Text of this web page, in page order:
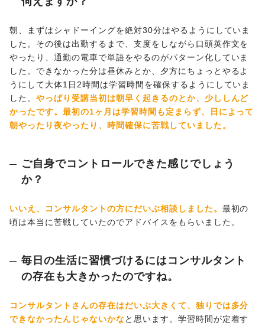
朝、まずはシャドーイングを絶対30分はやるようにしていま
した。その後は出勤するまで、支度をしながら口頭英作文を
やったり、通勤の電車で単語をやるのがパターン化していま
した。できなかった分は昼休みとか、夕方にちょっとやるよ
うにして大体1日2時間は学習時間を確保するようにしていま
した。 やっぱり受講当初は朝早く起きるのとか、少ししんど
かったです。最初の1ヶ月は学習時間も定まらず、日によって
朝やったり夜やったり、時間確保に苦戦していました。
ご自身でコントロールできた感じでしょう
か？
いいえ、コンサルタントの方にだいぶ相談しました。 最初の
頃は本当に苦戦していたのでアドバイスをもらいました。
毎日の生活に習慣づけるにはコンサルタント
の存在も大きかったのですね。
コンサルタントさんの存在はだいぶ大きくて、独りでは多分
できなかったんじゃないかなと思います。学習時間が定着す